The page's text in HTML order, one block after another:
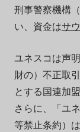
刑事警察機構
い、資金はサ
ユネスコは声
財の）不正取
とする国連加
さらに、「ユ
等禁止条約）